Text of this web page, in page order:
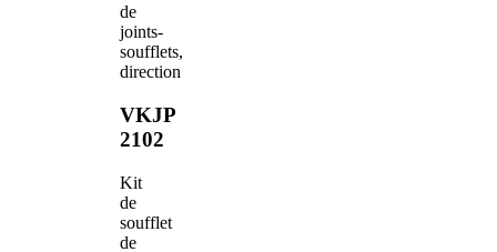
de
joints-
soufflets,
direction
VKJP
2102
Kit
de
soufflet
de